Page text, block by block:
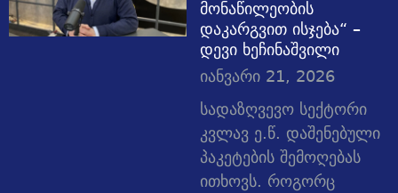
მონაწილეობის
დაკარგვით ისჯება“ –
დევი ხეჩინაშვილი
იანვარი 21, 2026
სადაზღვევო სექტორი
კვლავ ე.წ. დაშენებული
პაკეტების შემოღებას
ითხოვს. როგორც